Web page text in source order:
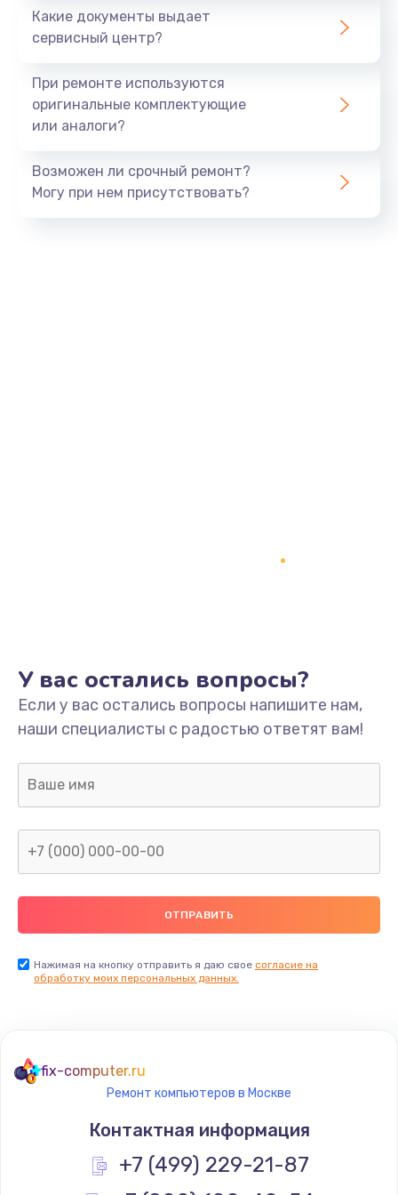
1530 руб.
Замена шлейфа матрицы
Замена процессора
1800 руб.
Замена системы охлаждения
1600 руб.
Замена термопасты
Заказать
Замена южного моста
2300 руб.
Заказать
Какие документы выдает
сервисный центр?
При ремонте используются
оригинальные комплектующие
или аналоги?
Возможен ли срочный ремонт?
Могу при нем присутствовать?
У вас остались вопросы?
Если у вас остались вопросы напишите нам,
наши специалисты с радостью ответят вам!
Нажимая на кнопку отправить я даю свое согласие на
обработку моих персональных данных.
fix-computer.ru
Ремонт компьютеров в Москве
Контактная информация
+7 (499) 229-21-87